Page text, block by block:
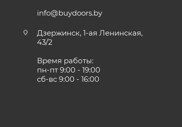
info@buydoors.by
Дзержинск, 1-ая Ленинская,
43/2
Время работы:
пн-пт 9:00 - 19:00
сб-вс 9:00 - 16:00